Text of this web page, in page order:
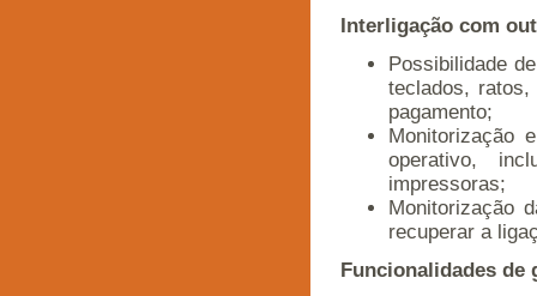
Interligação com
Possibilidade
teclados,
pagamento;
Monitorização
operativo,
impressoras;
Monitorização
recuperar a
Funcionalidades de